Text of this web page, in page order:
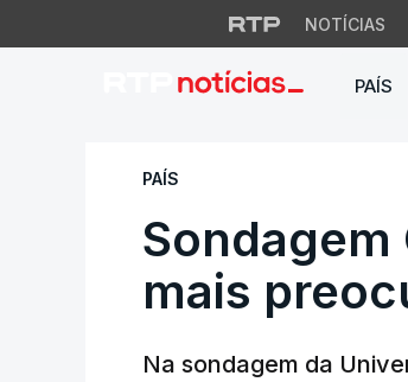
NOTÍCIAS
PAÍS
Sondagem
PAÍS
Sondagem
mais
Na sondagem da